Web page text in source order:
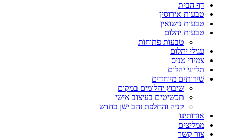
דף הבית
טבעות אירוסין
טבעות נישואין
טבעות יהלום
טבעות פתוחות
עגילי יהלום
צמידי טניס
תליוני יהלום
שירותים מיוחדים
שיבוץ יהלומים במקום
תכשיטים בעיצוב אישי
קניה והחלפת זהב ישן בחדש
אודותינו
ממליצים
צור קשר